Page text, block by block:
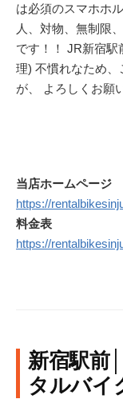
は必須のスマホホ
人、対物、無制限
です！！ JR新宿駅
理) 不慣れなため
が、 よろしくお願
当店ホームページ
https://
料金表
https://
新宿駅前
タルバイ